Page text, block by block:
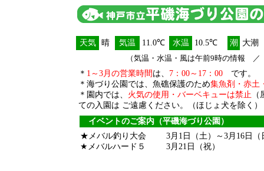
天気 晴 気温 11.0℃ 水温 10.5℃ 潮 大潮
（気温・水温・風は午前9時の情報
＊ 1～3月の営業時間 は、 7：00～17：00 です。
＊海づり公園では、魚礁保護のため集魚剤・赤土
＊園内では、 火気の使用・バーベキューは禁止
ての入園は ご遠慮ください。（ほじょ犬を除く）
イベントのご案内（平磯海づり公園）
★メバル釣り大会
★メバルハード５
3月1日（土）～3月16日（
3月21日（祝）